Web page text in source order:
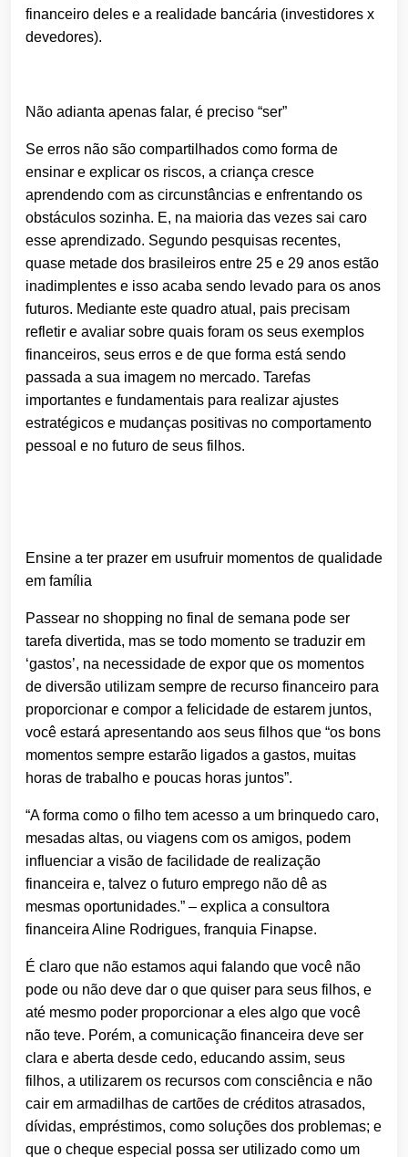
financeiro deles e a realidade bancária (investidores x
devedores).
Não adianta apenas falar, é preciso “ser”
Se erros não são compartilhados como forma de
ensinar e explicar os riscos, a criança cresce
aprendendo com as circunstâncias e enfrentando os
obstáculos sozinha. E, na maioria das vezes sai caro
esse aprendizado. Segundo pesquisas recentes,
quase metade dos brasileiros entre 25 e 29 anos estão
inadimplentes e isso acaba sendo levado para os anos
futuros. Mediante este quadro atual, pais precisam
refletir e avaliar sobre quais foram os seus exemplos
financeiros, seus erros e de que forma está sendo
passada a sua imagem no mercado. Tarefas
importantes e fundamentais para realizar ajustes
estratégicos e mudanças positivas no comportamento
pessoal e no futuro de seus filhos.
Ensine a ter prazer em usufruir momentos de qualidade
em família
Passear no shopping no final de semana pode ser
tarefa divertida, mas se todo momento se traduzir em
‘gastos’, na necessidade de expor que os momentos
de diversão utilizam sempre de recurso financeiro para
proporcionar e compor a felicidade de estarem juntos,
você estará apresentando aos seus filhos que “os bons
momentos sempre estarão ligados a gastos, muitas
horas de trabalho e poucas horas juntos”.
“A forma como o filho tem acesso a um brinquedo caro,
mesadas altas, ou viagens com os amigos, podem
influenciar a visão de facilidade de realização
financeira e, talvez o futuro emprego não dê as
mesmas oportunidades.” – explica a consultora
financeira Aline Rodrigues, franquia Finapse.
É claro que não estamos aqui falando que você não
pode ou não deve dar o que quiser para seus filhos, e
até mesmo poder proporcionar a eles algo que você
não teve. Porém, a comunicação financeira deve ser
clara e aberta desde cedo, educando assim, seus
filhos, a utilizarem os recursos com consciência e não
cair em armadilhas de cartões de créditos atrasados,
dívidas, empréstimos, como soluções dos problemas; e
que o cheque especial possa ser utilizado como um